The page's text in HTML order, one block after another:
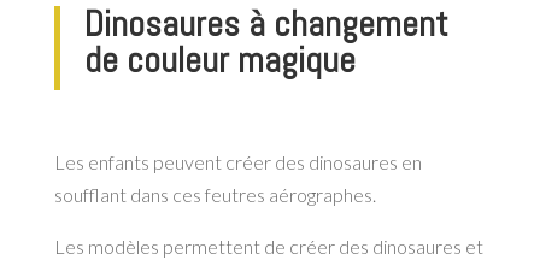
Dinosaures à changement
de couleur magique
Les enfants peuvent créer des dinosaures en
soufflant dans ces feutres aérographes.
Les modèles permettent de créer des dinosaures et